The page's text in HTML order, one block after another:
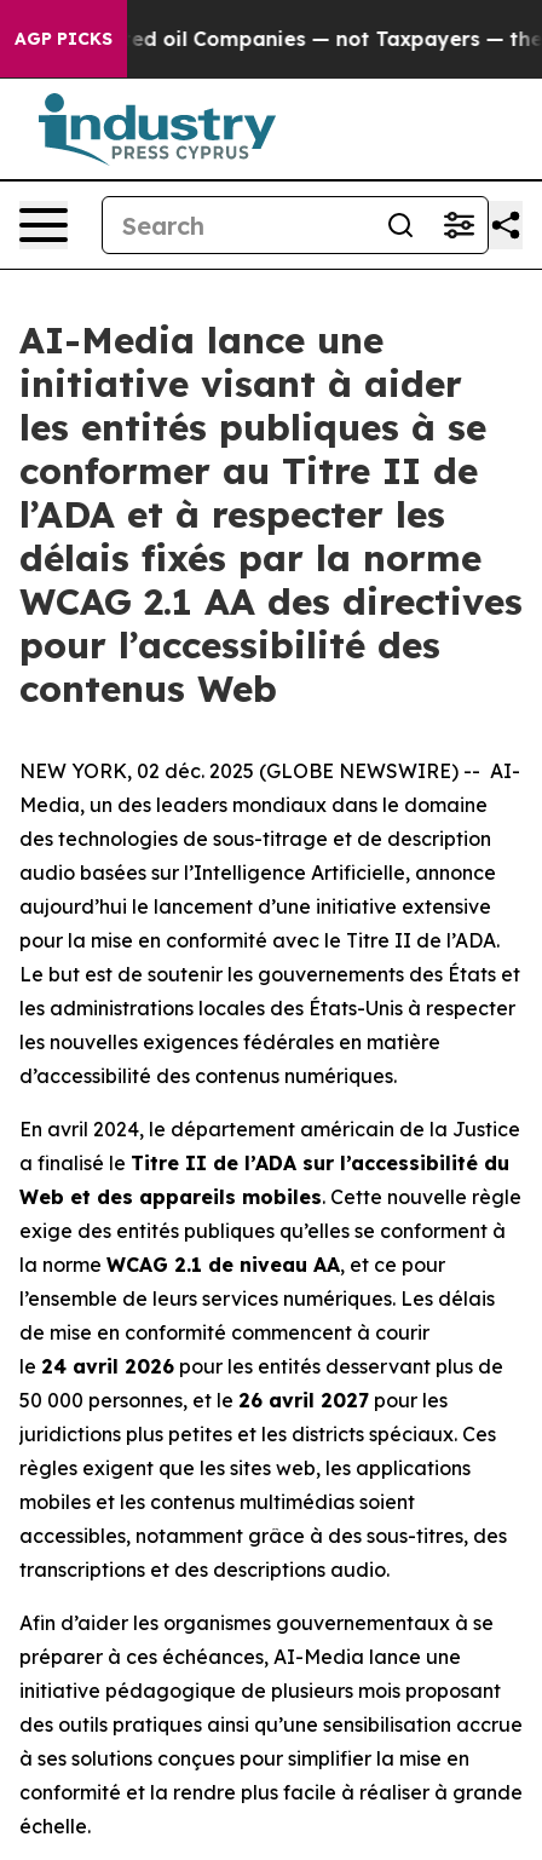
AGP PICKSoil Companies — not Taxpayers — the
AI-Media lance une
initiative visant à aider
les entités publiques à se
conformer au Titre II de
l’ADA et à respecter les
délais fixés par la norme
WCAG 2.1 AA des directives
pour l’accessibilité des
contenus Web
NEW YORK, 02 déc. 2025 (GLOBE NEWSWIRE) -- AI-
Media, un des leaders mondiaux dans le domaine
des technologies de sous-titrage et de description
audio basées sur l’Intelligence Artificielle, annonce
aujourd’hui le lancement d’une initiative extensive
pour la mise en conformité avec le Titre II de l’ADA.
Le but est de soutenir les gouvernements des États et
les administrations locales des États-Unis à respecter
les nouvelles exigences fédérales en matière
d’accessibilité des contenus numériques.
En avril 2024, le département américain de la Justice
a finalisé le Titre II de l’ADA sur l’accessibilité du
Web et des appareils mobiles. Cette nouvelle règle
exige des entités publiques qu’elles se conforment à
la norme WCAG 2.1 de niveau AA, et ce pour
l’ensemble de leurs services numériques. Les délais
de mise en conformité commencent à courir
le 24 avril 2026 pour les entités desservant plus de
50 000 personnes, et le 26 avril 2027 pour les
juridictions plus petites et les districts spéciaux. Ces
règles exigent que les sites web, les applications
mobiles et les contenus multimédias soient
accessibles, notamment grâce à des sous-titres, des
transcriptions et des descriptions audio.
Afin d’aider les organismes gouvernementaux à se
préparer à ces échéances, AI-Media lance une
initiative pédagogique de plusieurs mois proposant
des outils pratiques ainsi qu’une sensibilisation accrue
à ses solutions conçues pour simplifier la mise en
conformité et la rendre plus facile à réaliser à grande
échelle.